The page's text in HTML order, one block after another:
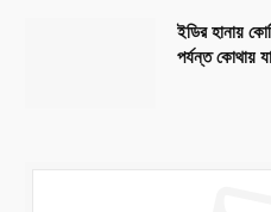
ইডির হানায়
পর্যন্ত কোথায়